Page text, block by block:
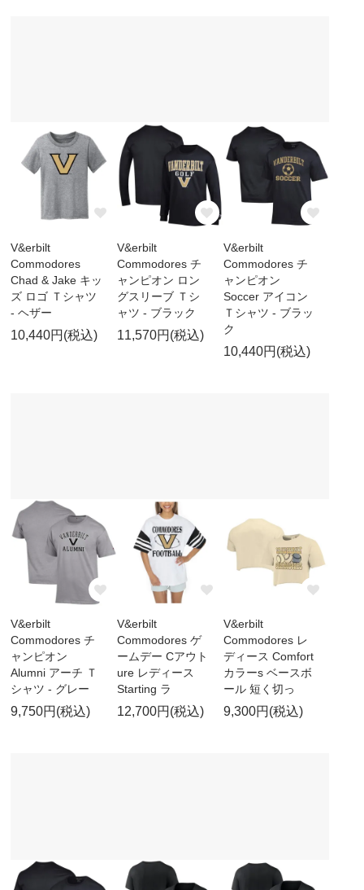
V&erbilt
Commodores
Chad & Jake キッ
ズ ロゴ Ｔシャツ
- ヘザー
10,440円(税込)
V&erbilt
Commodores チ
ャンピオン ロン
グスリーブ Ｔシ
ャツ - ブラック
11,570円(税込)
V&erbilt
Commodores チ
ャンピオン
Soccer アイコン
Ｔシャツ - ブラッ
ク
10,440円(税込)
V&erbilt
Commodores チ
ャンピオン
Alumni アーチ Ｔ
シャツ - グレー
9,750円(税込)
V&erbilt
Commodores ゲ
ームデー Cアウト
ure レディース
Starting ラ
12,700円(税込)
V&erbilt
Commodores レ
ディース Comfort
カラーs ベースボ
ール 短く切っ
9,300円(税込)